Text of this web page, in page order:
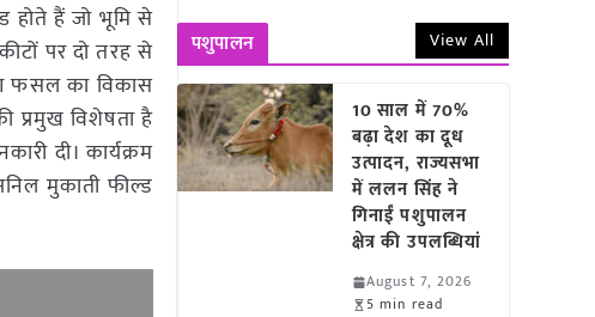
होते हैं जो भूमि से
पर दो तरह से
फसल का विकास
प्रमुख विशेषता है
दी। कार्यक्रम
मुकाती फील्ड
पशुपालन View All
10 साल में 70%
बढ़ा देश का दूध
उत्पादन, राज्यसभा
में ललन सिंह ने
गिनाईं पशुपालन
क्षेत्र की उपलब्धियां
August 7, 2026
5 min read